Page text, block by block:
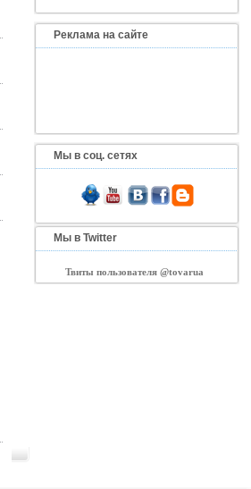
Реклама на сайте
Мы в соц. сетях
Мы в Twitter
Твиты пользователя @tovarua